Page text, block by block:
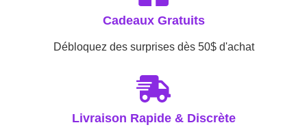
Cadeaux Gratuits
Débloquez des surprises dès 50$ d'achat
Livraison Rapide & Discrète